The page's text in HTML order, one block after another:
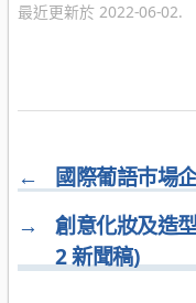
最近更新於 2022-06-02.
←
國際葡語巿場
→
創意化妝及造
2 新聞稿)